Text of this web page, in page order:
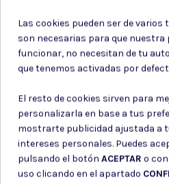
Puede darse de baja en cualquier
información de contacto
Consiento el uso de mis datos
Consiento el uso de mis datos
de su entidad.
Las cookies pueden ser de
son necesarias para que nuestra
funcionar, no necesitan de tu
que tenemos activadas por
El resto de cookies sirven para
personalizarla en base a tus
mostrarte publicidad ajustada a
intereses personales. Puedes
pulsando el botón ACEPTAR o
uso clicando en el apartado